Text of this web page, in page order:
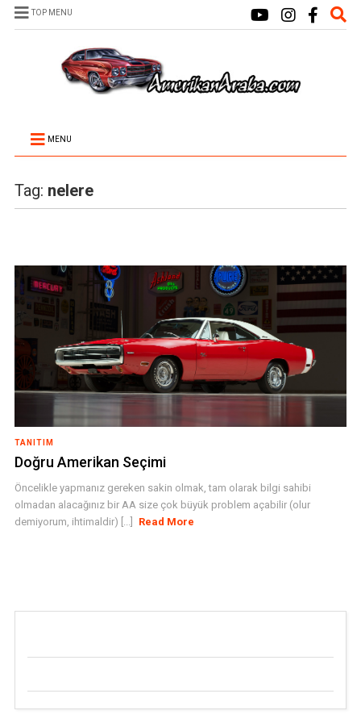
TOP MENU
MENU
Tag: nelere
TANITIM
Doğru Amerikan Seçimi
Öncelikle yapmanız gereken sakin olmak, tam olarak bilgi sahibi
olmadan alacağınız bir AA size çok büyük problem açabilir (olur
demiyorum, ihtimaldir) [...]
Read More